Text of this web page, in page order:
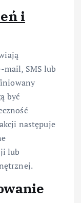
i
mail, SMS lub
być
następuje
lub